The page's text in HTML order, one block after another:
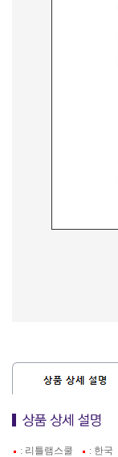
: 리틀램스쿨 : 한국